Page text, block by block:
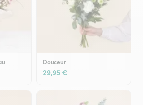
Douceur
29,95 €